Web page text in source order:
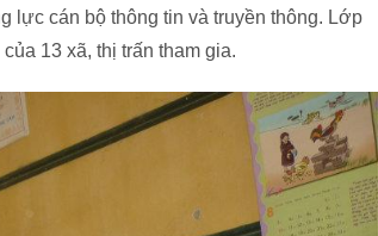
lực cán bộ thông tin và truyền thông. Lớp
13 xã, thị trấn tham gia.